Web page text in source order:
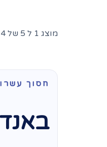
מוצג 1 ל 5 של 14 תוצאות
חסוך